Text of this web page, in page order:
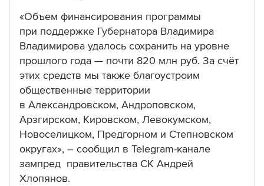
«Объем финансирования программы
при поддержке Губернатора Владимира
Владимирова удалось сохранить на уровне
прошлого года — почти 820 млн руб. За счёт
этих средств мы также благоустроим
общественные территории
в Александровском, Андроповском,
Арзгирском, Кировском, Левокумском,
Новоселицком, Предгорном и Степновском
округах», – сообщил в Telegram-канале
зампред правительства СК Андрей
Хлопянов.